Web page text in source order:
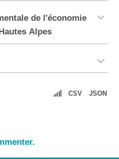
de l'économie
Alpes
CSV JSON